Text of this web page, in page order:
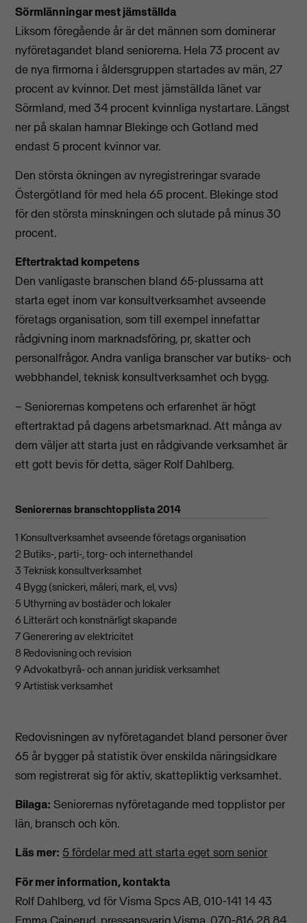
Sörmlänningar mest jämställda
Liksom föregående år är det männen som dominerar
nyföretagandet bland seniorerna. Hela 73 procent av
de nya firmorna i åldersgruppen startades av män, 27
procent av kvinnor. Det mest jämställda länet var
Sörmland, med 34 procent kvinnliga nystartare. Längst
ner på skalan hamnar Blekinge och Gotland med
endast 5 procent kvinnor var.
Den största ökningen av nyregistreringar svarade
Östergötland för med hela 65 procent. Blekinge stod
för den största minskningen och slutade på minus 30
procent.
Eftertraktad kompetens
Den vanligaste branschen bland 65-plussarna att
starta eget inom var konsultverksamhet avseende
företags organisation, som till exempel innefattar
rådgivning inom marknadsföring, pr, skatter och
personalfrågor. Andra vanliga branscher var butiks- och
webbhandel, teknisk konsultverksamhet och bygg.
– Seniorernas kompetens och erfarenhet är högt
eftertraktad på dagens arbetsmarknad. Att många av
dem väljer att starta just en rådgivande verksamhet är
ett gott bevis för detta, säger Rolf Dahlberg.
Seniorernas branschtopplista 2014
1 Konsultverksamhet avseende företags organisation
2 Butiks-, parti-, torg- och internethandel
3 Teknisk konsultverksamhet
4 Bygg (snickeri, måleri, mark, el, vvs)
5 Uthyrning av bostäder och lokaler
6 Litterärt och konstnärligt skapande
7 Generering av elektricitet
8 Redovisning och revision
9 Advokatbyrå- och annan juridisk verksamhet
9 Artistisk verksamhet
Redovisningen av nyföretagandet bland personer över
65 år bygger på statistik över enskilda näringsidkare
som registrerat sig för aktiv, skattepliktig verksamhet.
Bilaga: Seniorernas nyföretagande med topplistor per
län, bransch och kön.
Läs mer: 5 fördelar med att starta eget som senior
För mer information, kontakta
Rolf Dahlberg, vd för Visma Spcs AB, 010-141 14 43